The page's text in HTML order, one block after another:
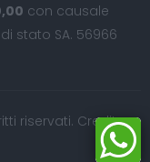
con causale
stato SA. 56966
riservati. Credits: